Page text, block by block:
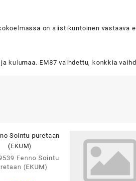
on siistikuntoinen
kulumaa. EM87 vaihdettu, konkkia
Fenno Sointu
(EKUM)